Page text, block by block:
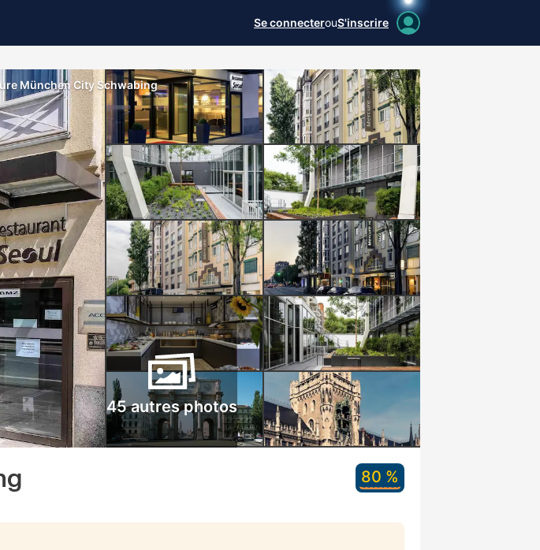
Se connecterouS'inscrire
München City Schwabing
45 autres photos
80 %